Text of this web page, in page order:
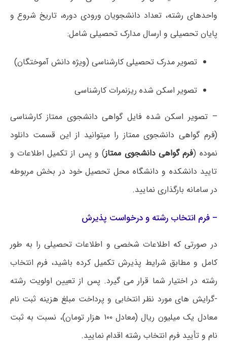
واحدهای رشته، تعداد دانشجویان ورودی دوره، تاریخ شروع و
پایان تحصیلی و ارسال مدارک تحصیلی شامل:
تصویر مدرک تحصیلی کارشناسی (ویژه­ دانش آموختگان)
تصویر اسکن شده­ ریزنمرات کارشناسی
– تصویر اسکن شده­ فایل گواهی دانشجوی ممتاز کارشناسی
(فرم گواهی دانشجوی ممتاز را می­توانید از این قسمت دانلود
نموده (فرم گواهی دانشجوی ممتاز) و پس از تکمیل اطلاعات و
تایید دانشکده و دانشگاه محل تحصیل خود در بخش مربوطه
در سامانه بارگذاری نمایید.
– فرم انتخاب رشته و درخواست پذیرش
در صورتی که اطلاعات شخصی و اطلاعات تحصیلی را به طور
کامل و مطابق شرایط پذیرش تکمیل کرده باشید، فرم انتخاب
رشته در اختیار شما قرار می گیرد. پس از تعیین اولویت رشته
-گرایش های مورد نظر انتخابی و پرداخت مبلغ هزینه­ ثبت نام
معادل یک میلیون ریال (معادل ۱۰۰ هزار تومان)، نسبت به ثبت
نام و تأیید فرم انتخاب رشته اقدام نمایید.